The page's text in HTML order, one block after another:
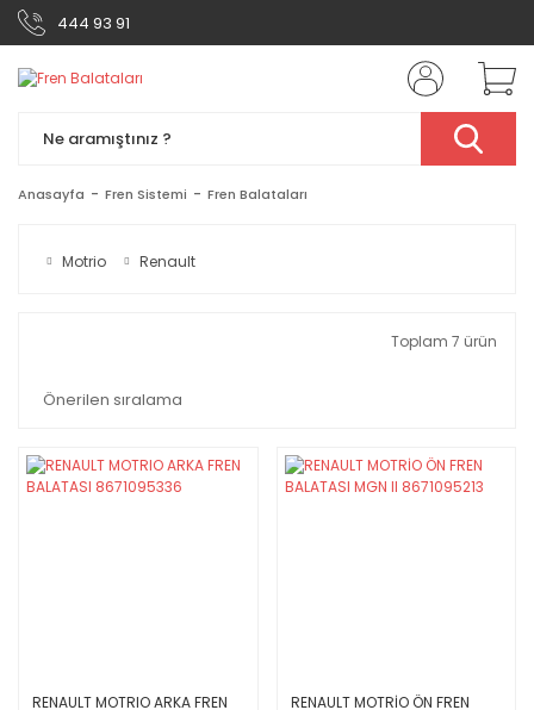
444 93 91
Anasayfa Fren Sistemi Fren Balataları
Motrio Renault
Toplam 7 ürün
RENAULT MOTRIO ARKA FREN
RENAULT MOTRİO ÖN FREN